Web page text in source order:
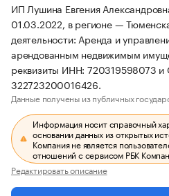
ИП Лушина Евгения
01.03.2022, в регионе —
деятельности: Аренда и
арендованным недвижимым
реквизиты ИНН: 720319598073
322723200016426.
Данные получены из публичных
Информация носит справочный
основании данных из открытых
Компания не является
отношений с сервисом РБК
Редактировать описание